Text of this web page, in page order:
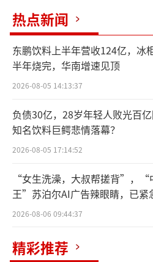
叮当健康集团创
伴随新战略发布，
的三驾马车——“自营
叮当健康集团创始
示，以千城万店战略为
为枢纽，叮当健康将为
牌发展、线下药房经营
赢。
四轮驱动，赋能万家
热点新闻
东鹏饮料上半年营收124亿，冰
半年烧完，华南增速见顶
2026-08-05 14:13:37
负债30亿，28岁年轻人败光百亿
知名饮料巨鳄悲情落幕？
2026-08-05 17:14:52
“女生洗澡，大叔帮搓背”，“
王”苏泊尔AI广告辣眼睛，已紧
2026-08-06 09:44:37
精彩推荐